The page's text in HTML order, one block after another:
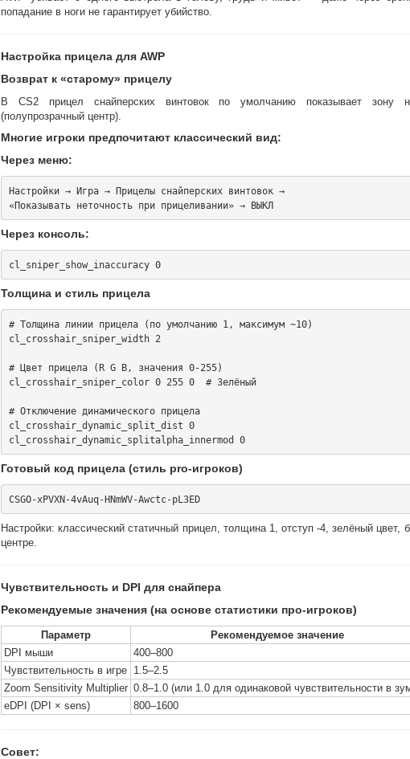
попадание в ноги не гарантирует убийство.
Настройка прицела для AWP
Возврат к «старому» прицелу
В CS2 прицел снайперских винтовок по умолчанию показывает зону
(полупрозрачный центр).
Многие игроки предпочитают классический вид:
Через меню:
Настройки → Игра → Прицелы снайперских винтовок →
«Показывать неточность при прицеливании» → ВЫКЛ
Через консоль:
cl_sniper_show_inaccuracy 0
Толщина и стиль прицела
# Толщина линии прицела (по умолчанию 1, максимум ~10)
cl_crosshair_sniper_width 2
# Цвет прицела (R G B, значения 0-255)
cl_crosshair_sniper_color 0 255 0  # Зелёный
# Отключение динамического прицела
cl_crosshair_dynamic_split_dist 0
cl_crosshair_dynamic_splitalpha_innermod 0
Готовый код прицела (стиль pro-игроков)
CSGO-xPVXN-4vAuq-HNmWV-Awctc-pL3ED
Настройки: классический статичный прицел, толщина 1, отступ -4, зелёный цвет,
центре.
Чувствительность и DPI для снайпера
Рекомендуемые значения (на основе статистики про-игроков)
Параметр
Рекомендуемое значение
DPI мыши
400–800
Чувствительность в игре 1.5–2.5
Zoom Sensitivity Multiplier 0.8–1.0 (или 1.0 для одинаковой чувствительности в
eDPI (DPI × sens)
800–1600
Совет: